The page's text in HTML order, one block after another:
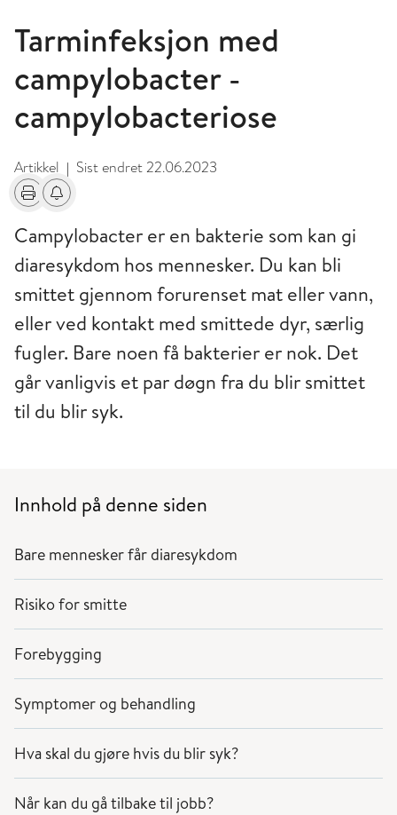
Tarminfeksjon med
campylobacter -
campylobacteriose
Artikkel | Sist endret22.06.2023
Skriv utFå varsel om endringer
Campylobacter er en bakterie som kan gi
diaresykdom hos mennesker. Du kan bli
smittet gjennom forurenset mat eller vann,
eller ved kontakt med smittede dyr, særlig
fugler. Bare noen få bakterier er nok. Det
går vanligvis et par døgn fra du blir smittet
til du blir syk.
Innhold på denne siden
Bare mennesker får diaresykdom
Risiko for smitte
Forebygging
Symptomer og behandling
Hva skal du gjøre hvis du blir syk?
Når kan du gå tilbake til jobb?